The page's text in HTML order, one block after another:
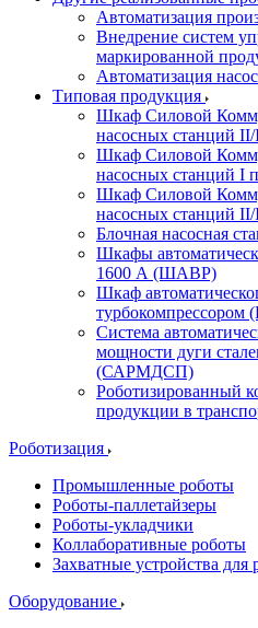
Автоматизация
Внедрение систем
маркированной
Автоматизация
Типовая продукция
Шкаф Силовой
насосных станций
Шкаф Силовой
насосных станций
Шкаф Силовой
насосных станций
Блочная насосная
Шкафы
1600 А (ШАВР)
Шкаф
Система
мощности дуги
(САРМДСП)
Роботизированный
продукции в
Роботизация
Промышленные роботы
Роботы-паллетайзеры
Роботы-укладчики
Коллаборативные роботы
Захватные устройства для
Оборудование